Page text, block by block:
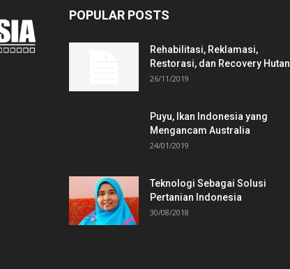
POPULAR POSTS
Rehabilitasi, Reklamasi,
Restorasi, dan Recovery Hutan
26/11/2019
Puyu, Ikan Indonesia yang
Mengancam Australia
24/01/2019
Teknologi Sebagai Solusi
Pertanian Indonesia
30/08/2018